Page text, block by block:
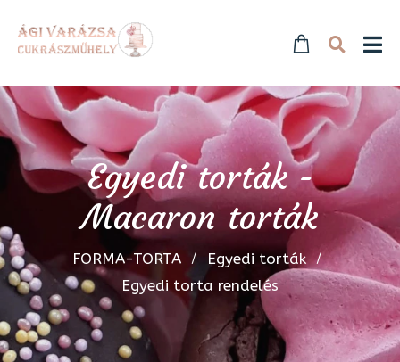
Egyedi torták -
Macaron torták
FORMA-TORTA
Egyedi torták
Egyedi torta rendelés